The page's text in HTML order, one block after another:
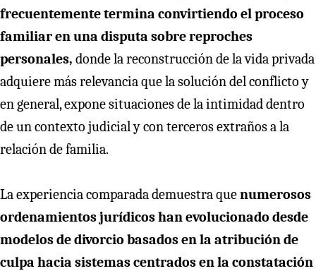
frecuentemente termina convirtiendo el proceso
familiar en una disputa sobre reproches
personales, donde la reconstrucción de la vida privada
adquiere más relevancia que la solución del conflicto y
en general, expone situaciones de la intimidad dentro
de un contexto judicial y con terceros extraños a la
relación de familia.
La experiencia comparada demuestra quenumerosos
ordenamientos jurídicos han evolucionado desde
modelos de divorcio basados en la atribución de
culpa hacia sistemas centrados en la constatación